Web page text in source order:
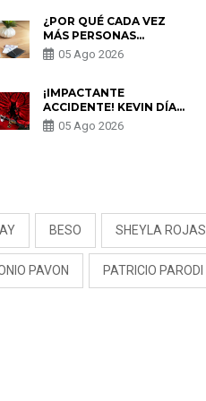
¿POR QUÉ CADA VEZ
MÁS PERSONAS
UTILIZAN UNA VPN
PARA PROTEGER SU
05 Ago 2026
¡IMPACTANTE
ACCIDENTE! KEVIN DÍAZ
CAE DESDE OCHO
METROS EN “ESTO ES
05 Ago 2026
BESO SHEYLA ROJAS
PAVON PATRICIO PARODI